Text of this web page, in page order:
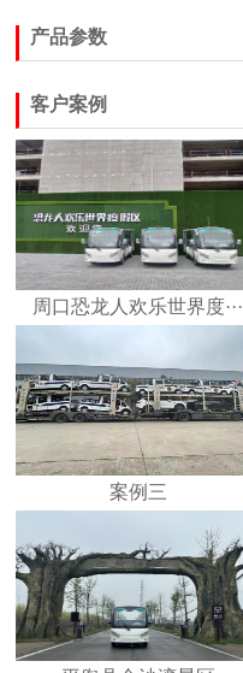
产品参数
客户案例
周口恐龙人欢乐世界度···
案例三